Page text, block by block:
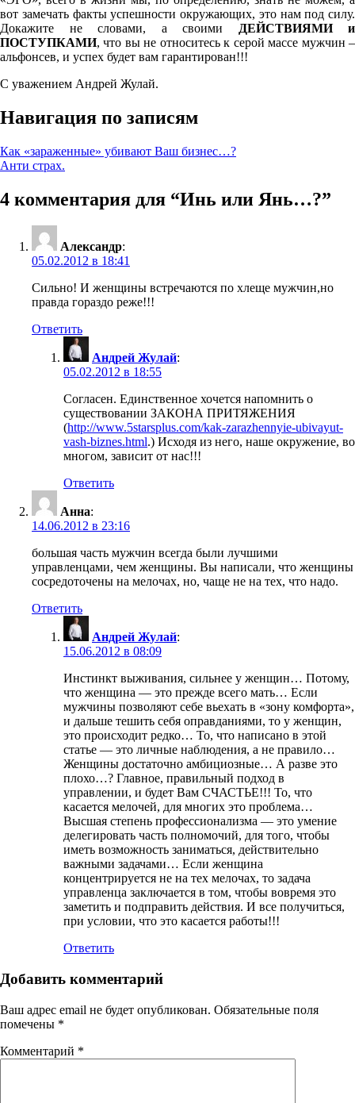
вот замечать факты успешности окружающих, это нам под силу.
Докажите не словами, а своими
ДЕЙСТВИЯМИ и
ПОСТУПКАМИ, что вы не относитесь к серой массе мужчин –
альфонсев, и успех будет вам гарантирован!!!
С уважением Андрей Жулай.
Навигация по записям
Как «зараженные» убивают Ваш бизнес…?
Анти страх.
4 комментария для “Инь или Янь…?”
Александр:
05.02.2012 в 18:41
Сильно! И женщины встречаются по хлеще мужчин,но
правда гораздо реже!!!
Ответить
Андрей Жулай:
05.02.2012 в 18:55
Согласен. Единственное хочется напомнить о
существовании ЗАКОНА ПРИТЯЖЕНИЯ
(http://www.5starsplus.com/kak-zarazhennyie-ubivayut-
vash-biznes.html.) Исходя из него, наше окружение, во
многом, зависит от нас!!!
Ответить
Анна:
14.06.2012 в 23:16
большая часть мужчин всегда были лучшими
управленцами, чем женщины. Вы написали, что женщины
сосредоточены на мелочах, но, чаще не на тех, что надо.
Ответить
Андрей Жулай:
15.06.2012 в 08:09
Инстинкт выживания, сильнее у женщин… Потому,
что женщина — это прежде всего мать… Если
мужчины позволяют себе вьехать в «зону комфорта»,
и дальше тешить себя оправданиями, то у женщин,
это происходит редко… То, что написано в этой
статье — это личные наблюдения, а не правило…
Женщины достаточно амбициозные… А разве это
плохо…? Главное, правильный подход в
управлении, и будет Вам СЧАСТЬЕ!!! То, что
касается мелочей, для многих это проблема…
Высшая степень профессионализма — это умение
делегировать часть полномочий, для того, чтобы
иметь возможность заниматься, действительно
важными задачами… Если женщина
концентрируется не на тех мелочах, то задача
управленца заключается в том, чтобы вовремя это
заметить и подправить действия. И все получиться,
при условии, что это касается работы!!!
Ответить
Добавить комментарий
Ваш адрес email не будет опубликован. Обязательные поля
помечены *
Комментарий *